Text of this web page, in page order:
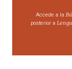
Accede a la
posterior a